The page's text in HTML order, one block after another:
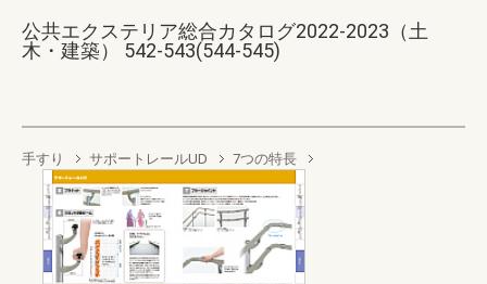
公共エクステリア総合カタログ2022-2023（土
木・建築） 542-543(544-545)
手すり サポートレールUD 7つの特長